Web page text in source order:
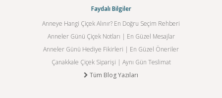
Faydalı Bilgiler
Anneye Hangi Çiçek Alınır? En Doğru Seçim Rehberi
Anneler Günü Çiçek Notları | En Güzel Mesajlar
Anneler Günü Hediye Fikirleri | En Güzel Öneriler
Çanakkale Çiçek Siparişi | Aynı Gün Teslimat
Tüm Blog Yazıları